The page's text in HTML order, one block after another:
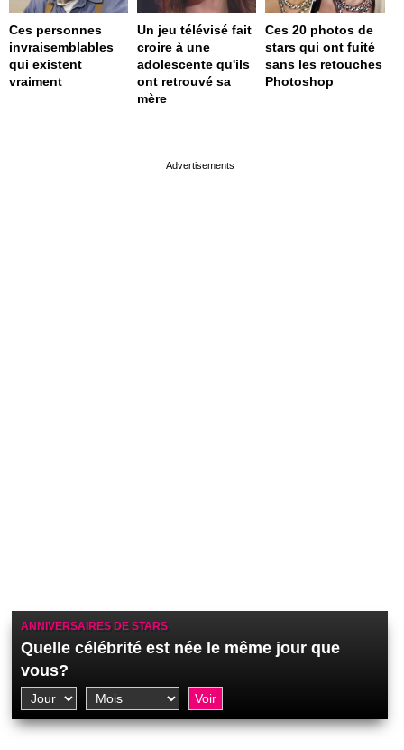
Ces personnes
invraisemblables
qui existent
vraiment
Un jeu télévisé fait
croire à une
adolescente qu'ils
ont retrouvé sa
mère
Ces 20 photos de
stars qui ont fuité
sans les retouches
Photoshop
ANNIVERSAIRES DE STARS
Quelle célébrité est née le même jour que
vous?